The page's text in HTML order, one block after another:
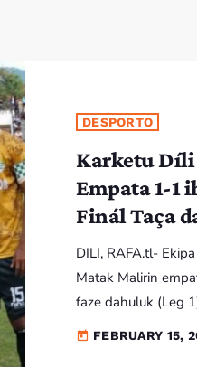
DESPORTO
Karketu Díli
Empata 1-1
Finál Taça
DILI, RAFA.tl-
Matak Malirin
faze dahuluk (Leg
Relevante:
today FEBRUARY 15,